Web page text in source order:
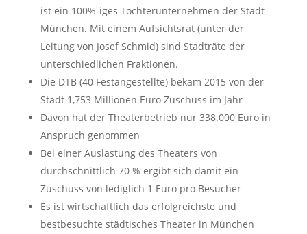
ist ein 100%-iges Tochterunternehmen der Stadt
München. Mit einem Aufsichtsrat (unter der
Leitung von Josef Schmid) sind Stadträte der
unterschiedlichen Fraktionen.
Die DTB (40 Festangestellte) bekam 2015 von der
Stadt 1,753 Millionen Euro Zuschuss im Jahr
Davon hat der Theaterbetrieb nur 338.000 Euro in
Anspruch genommen
Bei einer Auslastung des Theaters von
durchschnittlich 70 % ergibt sich damit ein
Zuschuss von lediglich 1 Euro pro Besucher
Es ist wirtschaftlich das erfolgreichste und
bestbesuchte städtisches Theater in München